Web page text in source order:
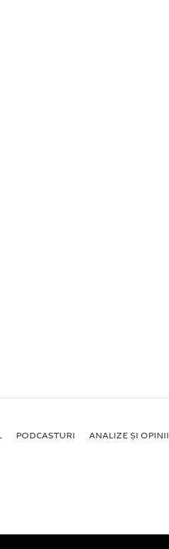
PODCASTURI ANALIZE ȘI OPINII